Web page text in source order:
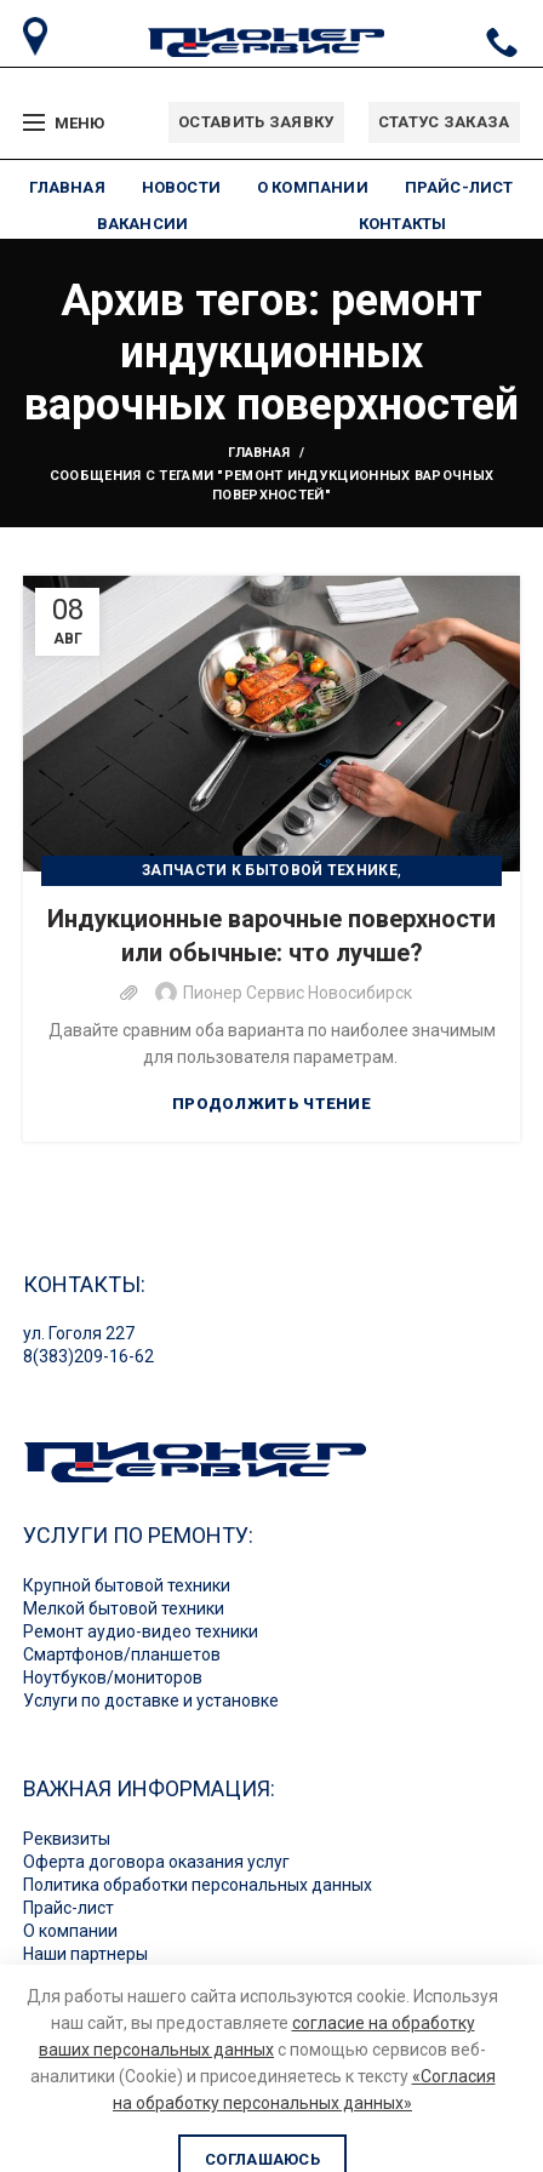
МЕНЮ ОСТАВИТЬ ЗАЯВКУ СТАТУС ЗАКАЗА
ГЛАВНАЯ НОВОСТИ О КОМПАНИИ
ПРАЙС-ЛИСТ
ВАКАНСИИ
КОНТАКТЫ
Архив тегов: ремонт
индукционных
варочных поверхностей
ГЛАВНАЯ
СООБЩЕНИЯ С ТЕГАМИ "РЕМОНТ ИНДУКЦИОННЫХ ВАРОЧНЫХ
ПОВЕРХНОСТЕЙ"
08
АВГ
ЗАПЧАСТИ К БЫТОВОЙ ТЕХНИКЕ,
РЕМОНТ БЫТОВОЙ ТЕХНИКИ
Индукционные варочные поверхности
или обычные: что лучше?
Пионер Сервис Новосибирск
Давайте сравним оба варианта по наиболее значимым
для пользователя параметрам.
ПРОДОЛЖИТЬ ЧТЕНИЕ
КОНТАКТЫ:
ул. Гоголя 227
8(383)209-16-62
УСЛУГИ ПО РЕМОНТУ:
Крупной бытовой техники
Мелкой бытовой техники
Ремонт аудио-видео техники
Смартфонов/планшетов
Ноутбуков/мониторов
Услуги по доставке и установке
ВАЖНАЯ ИНФОРМАЦИЯ:
Реквизиты
Оферта договора оказания услуг
Политика обработки персональных данных
Прайс-лист
О компании
Наши партнеры
Ответы на вопросы
Ремонт бытовой техники и электроники
защищены
Для работы нашего сайта используются cookie. Используя
наш сайт, вы предоставляете согласие на обработку
ваших персональных данныхс помощью сервисов веб-
аналитики (Cookie) и присоединяетесь к тексту«Согласия
на обработку персональных данных»
СОГЛАШАЮСЬ